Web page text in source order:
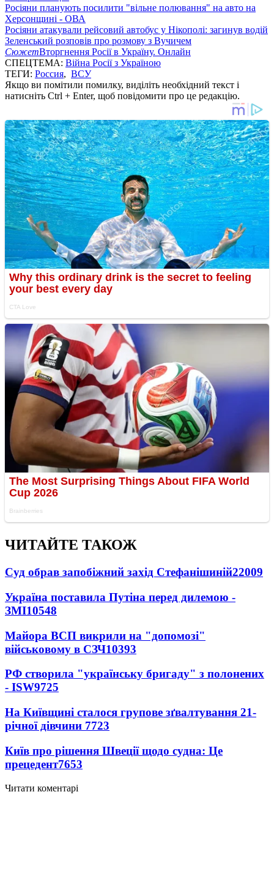
Росіяни планують посилити "вільне полювання" на авто на
Херсонщині - ОВА
Росіяни атакували рейсовий автобус у Нікополі: загинув водій
Зеленський розповів про розмову з Вучичем
СюжетВторгнення Росії в Україну. Онлайн
СПЕЦТЕМА: Війна Росії з Україною
ТЕГИ: Россия, ВСУ
Якщо ви помітили помилку, виділіть необхідний текст і
натисніть Ctrl + Enter, щоб повідомити про це редакцію.
ЧИТАЙТЕ ТАКОЖ
Суд обрав запобіжний захід Стефанішиній22009
Україна поставила Путіна перед дилемою -
ЗМІ10548
Майора ВСП викрили на "допомозі"
військовому в СЗЧ10393
РФ створила "українську бригаду" з полонених
- ISW9725
На Київщині сталося групове зґвалтування 21-
річної дівчини 7723
Київ про рішення Швеції щодо судна: Це
прецедент7653
Читати коментарі